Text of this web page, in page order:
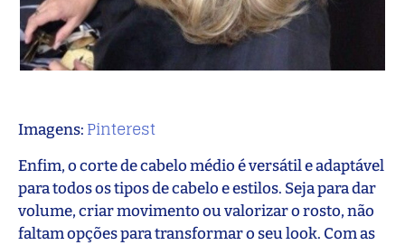
Imagens: Pinterest
Enfim, o corte de cabelo médio é versátil e adaptável
para todos os tipos de cabelo e estilos. Seja para dar
volume, criar movimento ou valorizar o rosto, não
faltam opções para transformar o seu look. Com as